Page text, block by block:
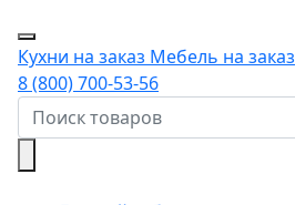
Кухни на заказ Мебель на заказ
8 (800) 700-53-56